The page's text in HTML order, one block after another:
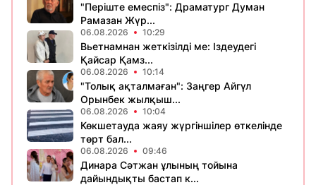
​"Періште емеспіз": Драматург Думан
Рамазан Жүр...
06.08.2026 10:29
Вьетнамнан жеткізілді ме: Іздеудегі
Қайсар Қамз...
06.08.2026 10:14
"Толық ақталмаған": Заңгер Айгүл
Орынбек жылқыш...
06.08.2026 10:04
Көкшетауда жаяу жүргіншілер өткелінде
төрт бал...
06.08.2026 09:46
Динара Сәтжан ұлының тойына
дайындықты бастап к...